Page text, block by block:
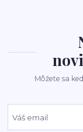
Môžete sa